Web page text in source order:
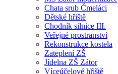
Chata srub Čmeláci
Dětské hřiště
Chodník silnice III.
Veřejné prostranství
Rekonstrukce kostela
Zateplení ZŠ
Jídelna ZŠ Zátor
Víceúčelové hřiště